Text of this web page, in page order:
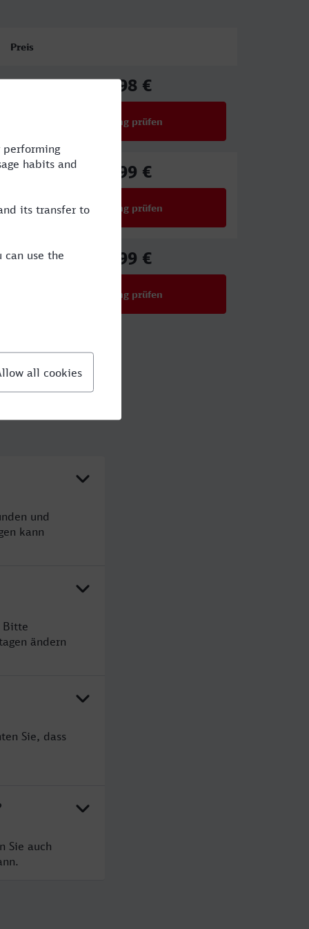
Preis
17,98 €
Verbindung prüfen
22,99 €
Verbindung prüfen
22,99 €
Verbindung prüfen
und
kann
Bitte
ändern
Sie, dass
Sie auch